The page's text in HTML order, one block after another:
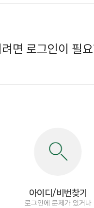
면 로그인이 필
아이디/비번찾기
로그인에 문제가 있거나